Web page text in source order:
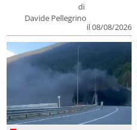
di
Davide Pellegrino
il 08/08/2026